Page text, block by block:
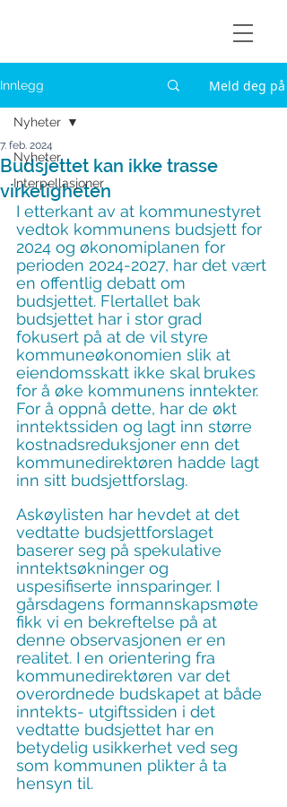
Innlegg Meld deg på
Nyheter
Interpellasjoner
Nyheter
Budsjettet kan ikke trasse
virkeligheten
7. feb. 2024
I etterkant av at kommunestyret
vedtok kommunens budsjett for
2024 og økonomiplanen for
perioden 2024-2027, har det vært
en offentlig debatt om
budsjettet. Flertallet bak
budsjettet har i stor grad
fokusert på at de vil styre
kommuneøkonomien slik at
eiendomsskatt ikke skal brukes
for å øke kommunens inntekter.
For å oppnå dette, har de økt
inntektssiden og lagt inn større
kostnadsreduksjoner enn det
kommunedirektøren hadde lagt
inn sitt budsjettforslag.
Askøylisten har hevdet at det
vedtatte budsjettforslaget
baserer seg på spekulative
inntektsøkninger og
uspesifiserte innsparinger. I
gårsdagens formannskapsmøte
fikk vi en bekreftelse på at
denne observasjonen er en
realitet. I en orientering fra
kommunedirektøren var det
overordnede budskapet at både
inntekts- utgiftssiden i det
vedtatte budsjettet har en
betydelig usikkerhet ved seg
som kommunen plikter å ta
hensyn til.